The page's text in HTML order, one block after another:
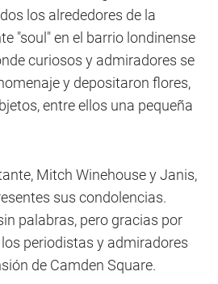
los alrededores de la
"soul" en el barrio londinense
curiosos y admiradores se
y depositaron flores,
entre ellos una pequeña
Mitch Winehouse y Janis,
sus condolencias.
palabras, pero gracias por
periodistas y admiradores
de Camden Square.